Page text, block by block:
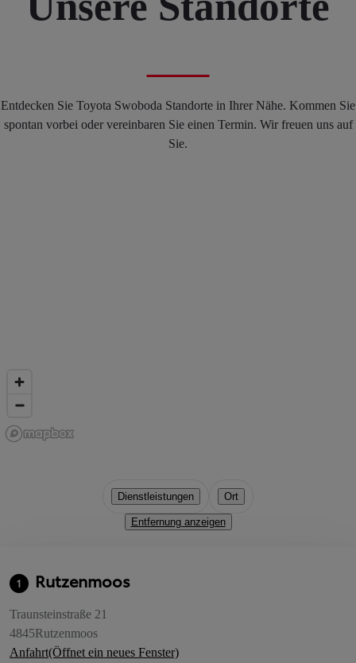
Entdecken Sie Toyota Swoboda Standorte in Ihrer Nähe. Kommen Sie
spontan vorbei oder vereinbaren Sie einen Termin. Wir freuen uns auf
Sie.
Dienstleistungen Ort
Entfernung anzeigen
1 Rutzenmoos
Traunsteinstraße 21
4845Rutzenmoos
Anfahrt(Öffnet ein neues Fenster)